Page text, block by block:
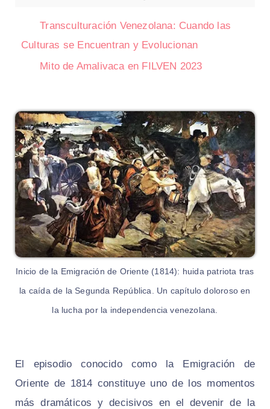
Transculturación Venezolana: Cuando las
Culturas se Encuentran y Evolucionan
Mito de Amalivaca en FILVEN 2023
Inicio de la Emigración de Oriente (1814): huida patriota tras
la caída de la Segunda República. Un capítulo doloroso en
la lucha por la independencia venezolana.
El episodio conocido como la Emigración de
Oriente de 1814 constituye uno de los momentos
más dramáticos y decisivos en el devenir de la